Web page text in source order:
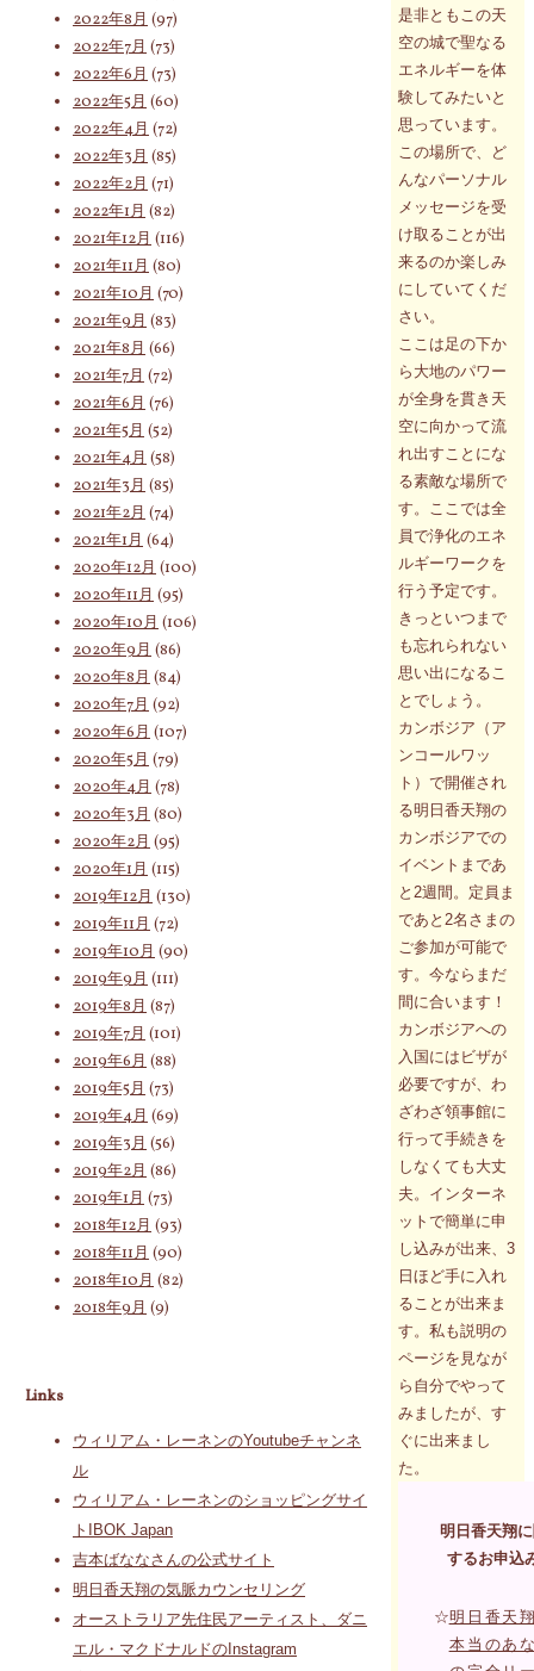
是非ともこの天
空の城で聖なる
エネルギーを体
験してみたいと
思っています。
この場所で、ど
んなパーソナル
メッセージを受
け取ることが出
来るのか楽しみ
にしていてくだ
さい。
ここは足の下か
ら大地のパワー
が全身を貫き天
空に向かって流
れ出すことにな
る素敵な場所で
す。ここでは全
員で浄化のエネ
ルギーワークを
行う予定です。
きっといつまで
も忘れられない
思い出になるこ
とでしょう。
カンボジア（ア
ンコールワッ
ト）で開催され
る明日香天翔の
カンボジアでの
イベントまであ
と2週間。定員ま
であと2名さまの
ご参加が可能で
す。今ならまだ
間に合います！
カンボジアへの
入国にはビザが
必要ですが、わ
ざわざ領事館に
行って手続きを
しなくても大丈
夫。インターネ
ットで簡単に申
し込みが出来、3
日ほど手に入れ
ることが出来ま
す。私も説明の
ページを見なが
ら自分でやって
みましたが、す
ぐに出来まし
た。
明日香天翔
するお申込
☆明日香天
本当のあ
2022年8月 (97)
2022年7月 (73)
2022年6月 (73)
2022年5月 (60)
2022年4月 (72)
2022年3月 (85)
2022年2月 (71)
2022年1月 (82)
2021年12月 (116)
2021年11月 (80)
2021年10月 (70)
2021年9月 (83)
2021年8月 (66)
2021年7月 (72)
2021年6月 (76)
2021年5月 (52)
2021年4月 (58)
2021年3月 (85)
2021年2月 (74)
2021年1月 (64)
2020年12月 (100)
2020年11月 (95)
2020年10月 (106)
2020年9月 (86)
2020年8月 (84)
2020年7月 (92)
2020年6月 (107)
2020年5月 (79)
2020年4月 (78)
2020年3月 (80)
2020年2月 (95)
2020年1月 (115)
2019年12月 (130)
2019年11月 (72)
2019年10月 (90)
2019年9月 (111)
2019年8月 (87)
2019年7月 (101)
2019年6月 (88)
2019年5月 (73)
2019年4月 (69)
2019年3月 (56)
2019年2月 (86)
2019年1月 (73)
2018年12月 (93)
2018年11月 (90)
2018年10月 (82)
2018年9月 (9)
Links
ウィリアム・レーネンのYoutubeチャンネ
ル
ウィリアム・レーネンのショッピングサイ
トIBOK Japan
吉本ばななさんの公式サイト
明日香天翔の気脈カウンセリング
オーストラリア先住民アーティスト、ダニ
エル・マクドナルドのInstagram